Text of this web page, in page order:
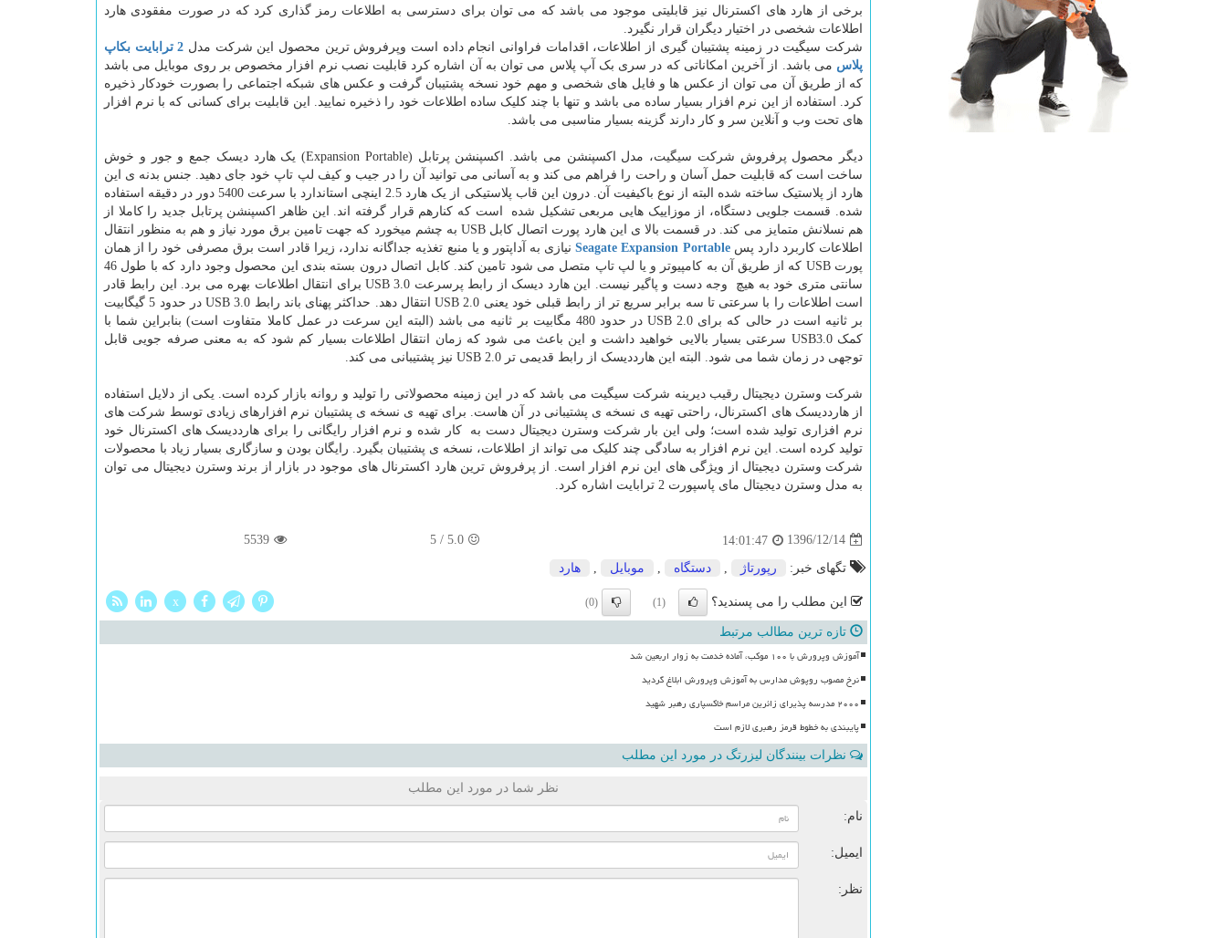
برخی از هارد های اکسترنال نیز قابلیتی موجود می باشد که می توان برای دسترسی به اطلاعات رمز گذاری کرد که در صورت مفقودی هارد
اطلاعات شخصی در اختیار دیگران قرار نگیرد.
شرکت سیگیت در زمینه پشتیبان گیری از اطلاعات، اقدامات فراوانی انجام داده است وپرفروش ترین محصول این شرکت مدل
2 ترابایت بکاپ
پلاس می باشد. از آخرین امکاناتی که در سری بک آپ پلاس می توان به آن اشاره کرد قابلیت نصب نرم افزار مخصوص بر روی موبایل می باشد
که از طریق آن می توان از عکس ها و فایل های شخصی و مهم خود نسخه پشتیبان گرفت و عکس های شبکه اجتماعی را بصورت خودکار ذخیره
کرد. استفاده از این نرم افزار بسیار ساده می باشد و تنها با چند کلیک ساده اطلاعات خود را ذخیره نمایید. این قابلیت برای کسانی که با نرم افزار
های تحت وب و آنلاین سر و کار دارند گزینه بسیار مناسبی می باشد.
دیگر محصول پرفروش شرکت سیگیت، مدل اکسپنشن می باشد. اکسپنشن پرتابل (Expansion Portable) یک هارد دیسک جمع و جور و خوش
ساخت است که قابلیت حمل آسان و راحت را فراهم می کند و به آسانی می توانید آن را در جیب و کیف لپ تاپ خود جای دهید. جنس بدنه ی این
هارد از پلاستیک ساخته شده البته از نوع باکیفیت آن. درون این قاب پلاستیکی از یک هارد 2.5 اینچی استاندارد با سرعت 5400 دور در دقیقه استفاده
شده. قسمت جلویی دستگاه، از موزاییک هایی مربعی تشکیل شده است که کنارهم قرار گرفته اند. این ظاهر اکسپنشن پرتابل جدید را کاملا از
هم نسلانش متمایز می کند. در قسمت بالا ی این هارد پورت اتصال کابل USB به چشم میخورد که جهت تامین برق مورد نیاز و هم به منظور انتقال
اطلاعات کاربرد دارد پسSeagate Expansion Portableنیازی به آداپتور و یا منبع تغذیه جداگانه ندارد، زیرا قادر است برق مصرفی خود را از همان
پورت USB که از طریق آن به کامپیوتر و یا لپ تاپ متصل می شود تامین کند. کابل اتصال درون بسته بندی این محصول وجود دارد که با طول 46
سانتی متری خود به هیچ وجه دست و پاگیر نیست. این هارد دیسک از رابط پرسرعت USB 3.0 برای انتقال اطلاعات بهره می برد. این رابط قادر
است اطلاعات را با سرعتی تا سه برابر سریع تر از رابط قبلی خود یعنی USB 2.0 انتقال دهد. حداکثر پهنای باند رابط USB 3.0 در حدود 5 گیگابیت
بر ثانیه است در حالی که برای USB 2.0 در حدود 480 مگابیت بر ثانیه می باشد (البته این سرعت در عمل کاملا متفاوت است) بنابراین شما با
کمک USB3.0 سرعتی بسیار بالایی خواهید داشت و این باعث می شود که زمان انتقال اطلاعات بسیار کم شود که به معنی صرفه جویی قابل
توجهی در زمان شما می شود. البته این هارددیسک از رابط قدیمی تر USB 2.0 نیز پشتیبانی می کند.
شرکت وسترن دیجیتال رقیب دیرینه شرکت سیگیت می باشد که در این زمینه محصولاتی را تولید و روانه بازار کرده است. یکی از دلایل استفاده
از هارددیسک های اکسترنال، راحتی تهیه ی نسخه ی پشتیبانی در آن هاست. برای تهیه ی نسخه ی پشتیبان نرم افزارهای زیادی توسط شرکت های
نرم افزاری تولید شده است؛ ولی این بار شرکت وسترن دیجیتال دست به کار شده و نرم افزار رایگانی را برای هارددیسک های اکسترنال خود
تولید کرده است. این نرم افزار به سادگی چند کلیک می تواند از اطلاعات، نسخه ی پشتیبان بگیرد. رایگان بودن و سازگاری بسیار زیاد با محصولات
شرکت وسترن دیجیتال از ویژگی های این نرم افزار است. از پرفروش ترین هارد اکسترنال های موجود در بازار از برند وسترن دیجیتال می توان
به مدل وسترن دیجیتال مای پاسپورت 2 ترابایت اشاره کرد.
1396/12/14
14:01:47
5.0
/
5
5539
تگهای خبر: رپورتاژ دستگاه موبایل هارد
این مطلب را می پسندید؟ (1)
(0)
x
تازه ترین مطالب مرتبط
آموزش وپرورش با ۱۰۰ موکب، آماده خدمت به زوار اربعین شد
نرخ مصوب روپوش مدارس به آموزش وپرورش ابلاغ گردید
۲۰۰۰ مدرسه پذیرای زائرین مراسم خاکسپاری رهبر شهید
پایبندی به خطوط قرمز رهبری لازم است
نظرات بینندگان لیزرتگ در مورد این مطلب
نظر شما در مورد این مطلب
نام:
ایمیل:
نظر: